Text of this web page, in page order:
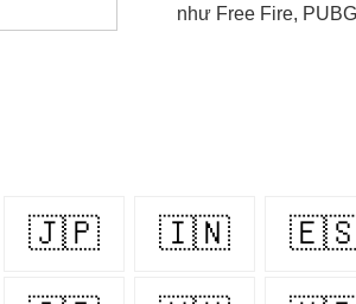
như Free Fire,
🇯🇵 🇮🇳